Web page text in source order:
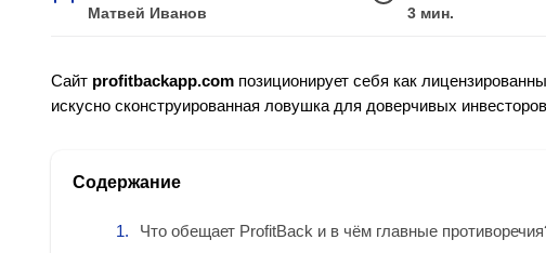
Матвей Иванов
3 мин.
Сайт profitbackapp.com позиционирует себя как
искусно сконструированная ловушка для доверчивых
Содержание
Что обещает ProfitBack и в чём главные